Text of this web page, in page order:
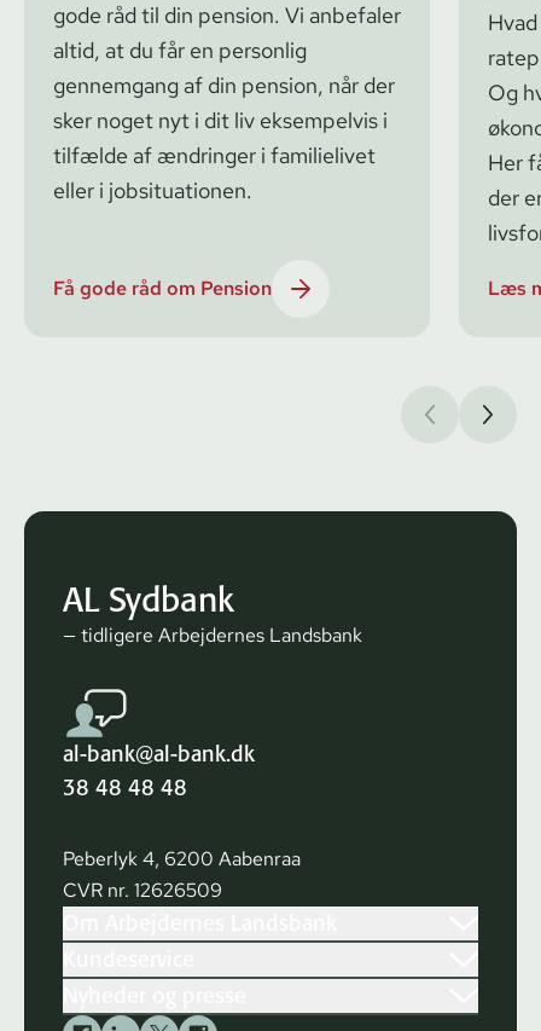
gode råd til din pension. Vi anbefaler
altid, at du får en personlig
gennemgang af din pension, når der
sker noget nyt i dit liv eksempelvis i
tilfælde af ændringer i familielivet
eller i jobsituationen.
Få gode råd om Pension
Og
Her
der
Læs
AL Sydbank
— tidligere Arbejdernes Landsbank
al-bank@al-bank.dk
38 48 48 48
Peberlyk 4, 6200 Aabenraa
CVR nr. 12626509